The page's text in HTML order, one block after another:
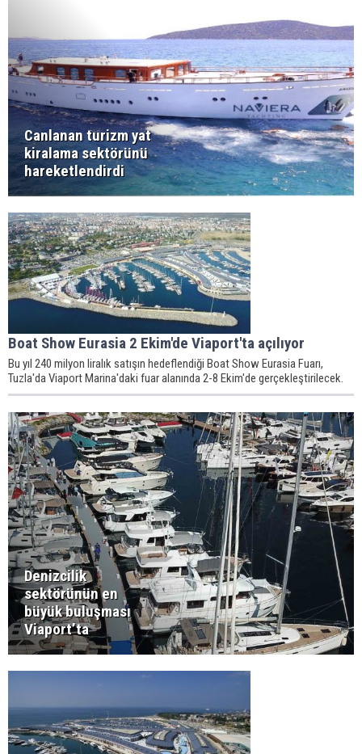
Canlanan turizm yat
kiralama sektörünü
hareketlendirdi
Boat Show Eurasia 2 Ekim'de Viaport'ta açılıyor
Bu yıl 240 milyon liralık satışın hedeflendiği Boat Show Eurasia Fuarı,
Tuzla'da Viaport Marina'daki fuar alanında 2-8 Ekim'de gerçekleştirilecek.
Denizcilik
sektörünün en
büyük buluşması
Viaport’ta